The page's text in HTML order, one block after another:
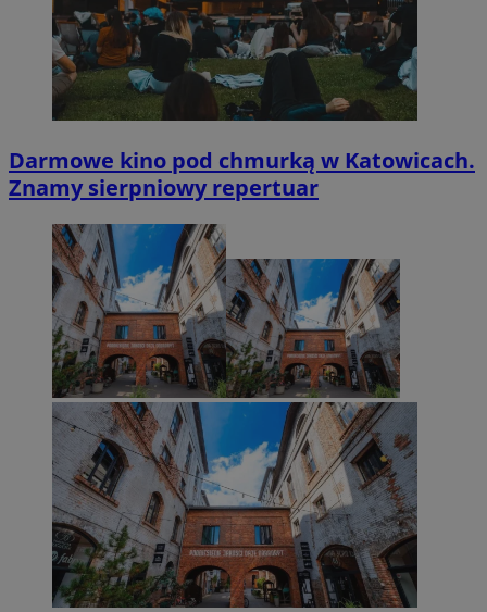
Darmowe kino pod chmurką w Katowicach.
Znamy sierpniowy repertuar